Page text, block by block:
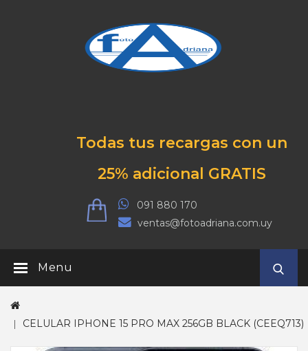
Todas tus recargas con un
25% adicional GRATIS
091 880 170
ventas@fotoadriana.com.uy
Menu
CELULAR IPHONE 15 PRO MAX 256GB BLACK (CEEQ713)